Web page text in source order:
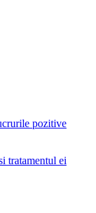
pozitive
tratamentul ei